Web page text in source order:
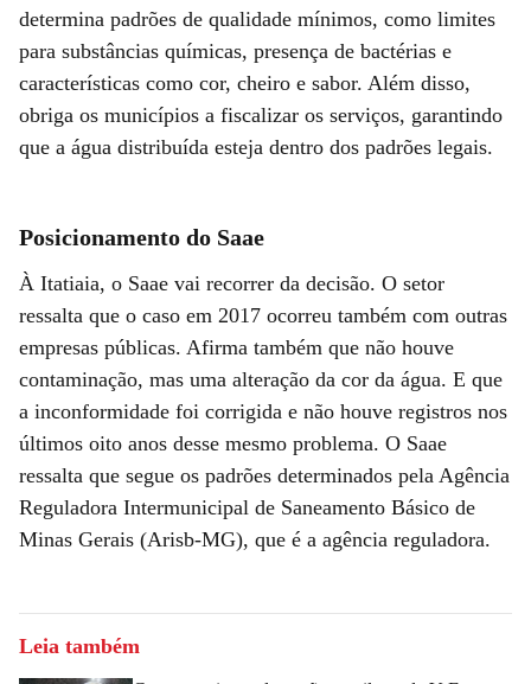
determina padrões de qualidade mínimos, como limites
para substâncias químicas, presença de bactérias e
características como cor, cheiro e sabor. Além disso,
obriga os municípios a fiscalizar os serviços, garantindo
que a água distribuída esteja dentro dos padrões legais.
Posicionamento do Saae
À Itatiaia, o Saae vai recorrer da decisão. O setor
ressalta que o caso em 2017 ocorreu também com outras
empresas públicas. Afirma também que não houve
contaminação, mas uma alteração da cor da água. E que
a inconformidade foi corrigida e não houve registros nos
últimos oito anos desse mesmo problema. O Saae
ressalta que segue os padrões determinados pela Agência
Reguladora Intermunicipal de Saneamento Básico de
Minas Gerais (Arisb-MG), que é a agência reguladora.
Leia também